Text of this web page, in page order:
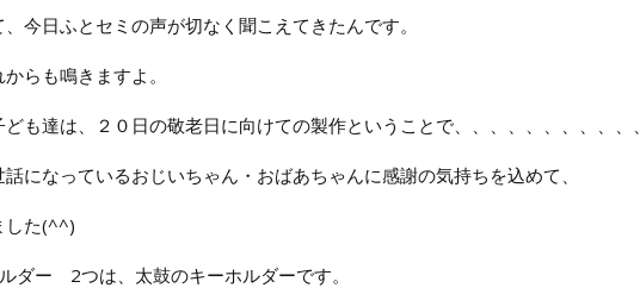
今日ふとセミの声が切なく聞こえてきたんです。
らも鳴きますよ。
も達は、２０日の敬老日に向けての製作ということで、、、、、、、、、、、
になっているおじいちゃん・おばあちゃんに感謝の気持ちを込めて、
した(^^)
ダー 2つは、太鼓のキーホルダーです。